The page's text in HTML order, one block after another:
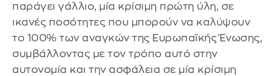
παράγει γάλλιο, μία κρίσιμη πρώτη ύλη, σε
ικανές ποσότητες που μπορούν να καλύψουν
το 100% των αναγκών της Ευρωπαϊκής Ένωσης,
συμβάλλοντας με τον τρόπο αυτό στην
αυτονομία και την ασφάλεια σε μία κρίσιμη